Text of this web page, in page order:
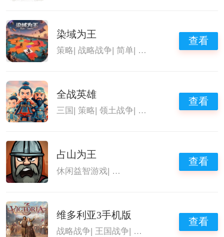
染域为王
策略|战略战争| 简单| 领土战争
查看
全战英雄
三国 |策略 |领土战争 三国策略手游
查看
占山为王
休闲益智游戏| 好玩的策略手游排名|领土战
查看
维多利亚3手机版
战略战争| 王国战争| 领土战争 军事战争模
查看